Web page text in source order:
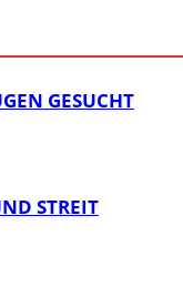
GESUCHT
STREIT